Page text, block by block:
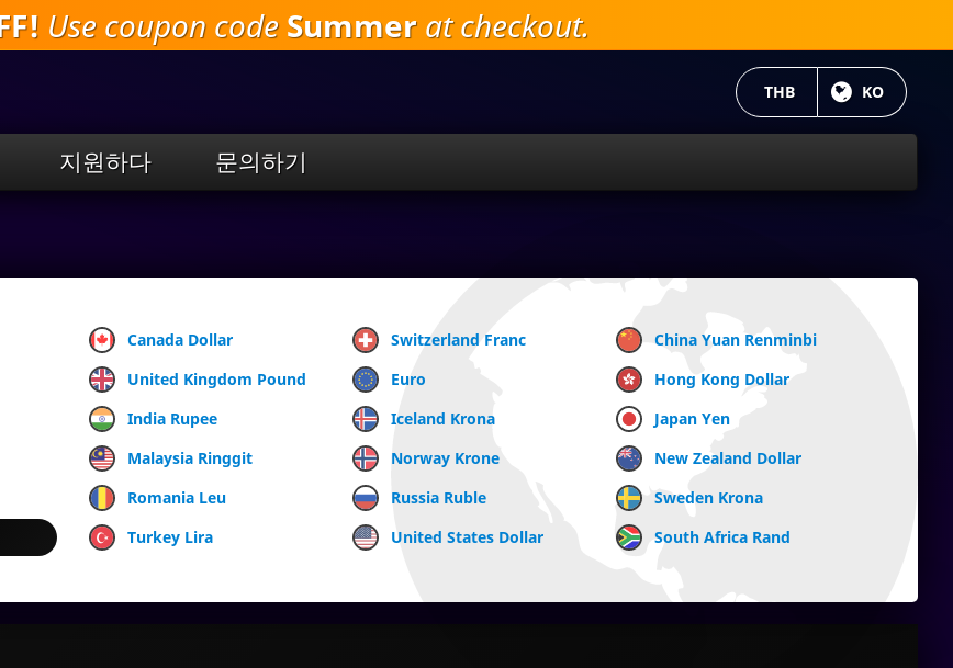
주
요
건
너
Use coupon code Summer at checkout.
현재 언어 :
KO
현재 통화:
THB
지원하다 문의하기
Canada Dollar Switzerland Franc
China Yuan Renminbi
United Kingdom Pound Euro
Hong Kong Dollar
India Rupee Iceland Krona
Japan Yen
Malaysia Ringgit Norway Krone
New Zealand Dollar
Romania Leu Russia Ruble
Sweden Krona
Turkey Lira United States Dollar South Africa Rand